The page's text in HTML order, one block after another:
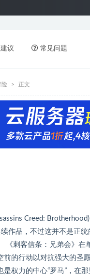
议 常见问题
险 正文
Creed:
续作品，不过这并不是正
《刺客信条：兄弟会》
前的行动以对抗强大的圣
是权力的中心“罗马”，在